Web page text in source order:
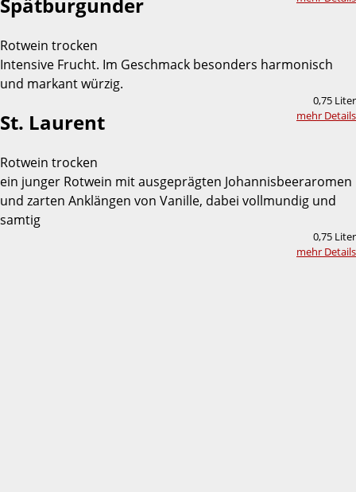
Rotwein trocken
Intensive Frucht. Im Geschmack besonders harmonisch
und markant würzig.
0,75 Liter
mehr Details
St. Laurent
Rotwein trocken
ein junger Rotwein mit ausgeprägten Johannisbeeraromen
und zarten Anklängen von Vanille, dabei vollmundig und
samtig
0,75 Liter
mehr Details